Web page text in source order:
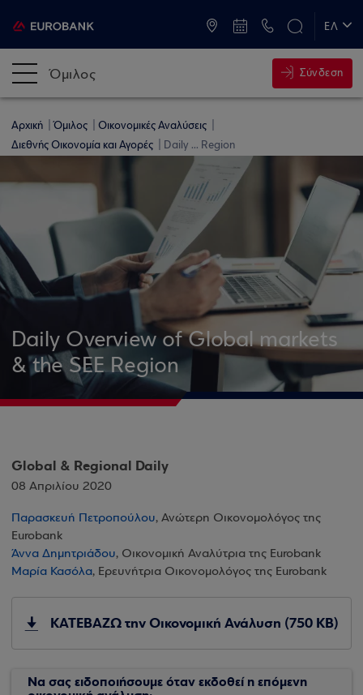
ΕΛ
Όμιλος Σύνδεση
Αρχική Όμιλος
Οικονομικές Αναλύσεις
Διεθνής Οικονομία και Αγορές
Daily ... Region
Daily Overview of Global markets
& the SEE Region
Global & Regional Daily
08 Απριλίου 2020
Παρασκευή Πετροπούλου, Ανώτερη Οικονομολόγος της
Eurobank
Άννα Δημητριάδου, Οικονομική Αναλύτρια της Eurobank
Μαρία Κασόλα, Ερευνήτρια Οικονομολόγος της Eurobank
ΚΑΤΕΒΑΖΩ την Οικονομική Ανάλυση (750 KB)
Να σας ειδοποιήσουμε όταν εκδοθεί η επόμενη